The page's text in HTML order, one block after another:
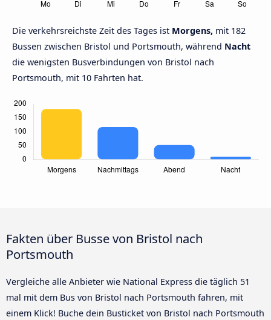
Die verkehrsreichste Zeit des Tages ist Morgens, mit 182
Bussen zwischen Bristol und Portsmouth, während Nacht
die wenigsten Busverbindungen von Bristol nach
Portsmouth, mit 10 Fahrten hat.
Fakten über Busse von Bristol nach
Portsmouth
Vergleiche alle Anbieter wie National Express die täglich 51
mal mit dem Bus von Bristol nach Portsmouth fahren, mit
einem Klick! Buche dein Busticket von Bristol nach Portsmouth